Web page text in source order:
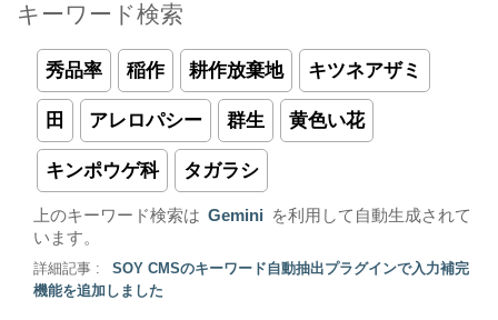
キーワード検索
秀品率 稲作 耕作放棄地 キツネアザミ
田 アレロパシー 群生 黄色い花
キンポウゲ科 タガラシ
上のキーワード検索は Gemini
を利用して自動生成されて
います。
詳細記事 :
SOY CMSのキーワード自動抽出プラグインで入力補完
機能を追加しました